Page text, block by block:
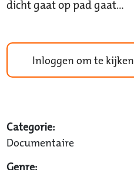
dicht gaat op pad gaat…
Inloggen om te kijken
Categorie:
Documentaire
Genre: